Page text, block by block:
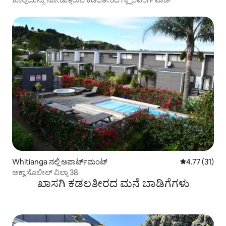
Whitianga ನಲ್ಲಿ ಅಪಾರ್ಟ್‌ಮಂಟ್ 5 ರಲ್ಲಿ 4.77
4.77 (31)
ಅಕ್ವಾಸೊಲೀಲ್ ವಿಲ್ಲಾ 38
ಖಾಸಗಿ ಕಡಲತೀರದ ಮನೆ ಬಾಡಿಗೆಗಳು